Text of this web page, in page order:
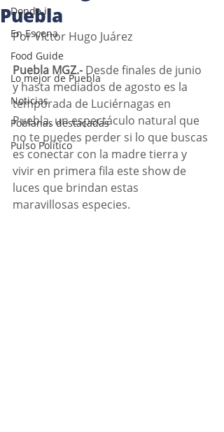
Donde ir
En Escena
Food Guide
Lo mejor de Puebla
Noticias
Poblanas destacadas
Pulso Político
Puebla
Por Víctor Hugo Juárez
Puebla MGZ.- Desde finales de junio
y hasta mediados de agosto es la
temporada de Luciérnagas en
Puebla, un espectáculo natural que
no te puedes perder si lo que buscas
es conectar con la madre tierra y
vivir en primera fila este show de
luces que brindan estas
maravillosas especies.